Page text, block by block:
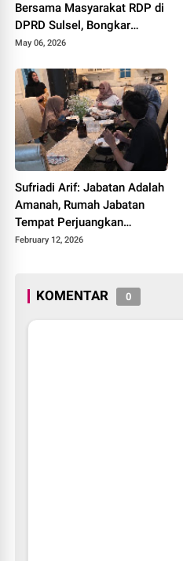
Bersama Masyarakat RDP di
DPRD Sulsel, Bongkar
Dugaan Mafia Peradilan dan
May 06, 2026
Sufriadi Arif: Jabatan Adalah
Amanah, Rumah Jabatan
Tempat Perjuangkan
Kepentingan Rakyat
February 12, 2026
KOMENTAR 0